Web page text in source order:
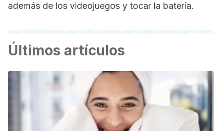
además de los videojuegos y tocar la batería.
Últimos artículos